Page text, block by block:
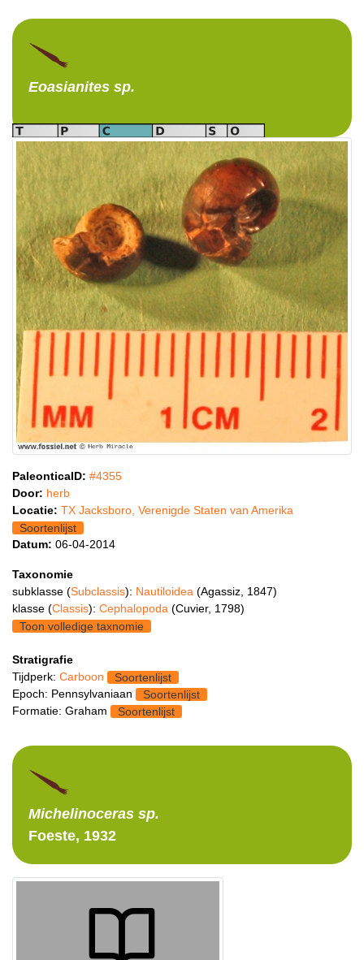
Eoasianites sp.
PaleonticaID: #4355
Door: herb
Locatie: TX Jacksboro, Verenigde Staten van Amerika
Soortenlijst
Datum: 06-04-2014
Taxonomie
subklasse (Subclassis): Nautiloidea (Agassiz, 1847)
klasse (Classis): Cephalopoda (Cuvier, 1798)
Toon volledige taxnomie
Stratigrafie
Tijdperk: Carboon
Soortenlijst
Epoch: Pennsylvaniaan
Soortenlijst
Formatie: Graham
Soortenlijst
Michelinoceras sp.
Foeste, 1932